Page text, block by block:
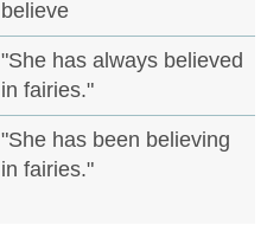
believe
"She has always believed
in fairies."
"She has been believing
in fairies."